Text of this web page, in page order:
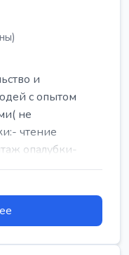
и
с опытом
не
чтение
опалубки-